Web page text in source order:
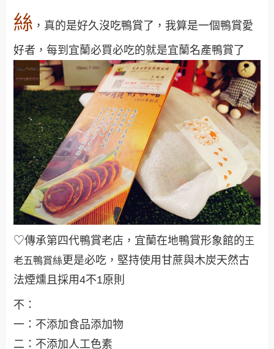
絲 ，真的是好久沒吃鴨賞了，我算是一個鴨賞愛
好者，每到宜蘭必買必吃的就是宜蘭名產鴨賞了
♡傳承第四代鴨賞老店， 宜蘭在地鴨賞形象館的王
老五鴨賞絲更是必吃，堅持使用甘蔗與木炭天然古
法煙燻且採用4不1原則
不：
一：不添加食品添加物
二：不添加人工色素